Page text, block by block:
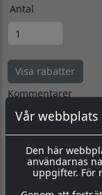
Vår
Den här
användarnas
uppgifter. För
Antal
Visa rabatter
Kommentarer